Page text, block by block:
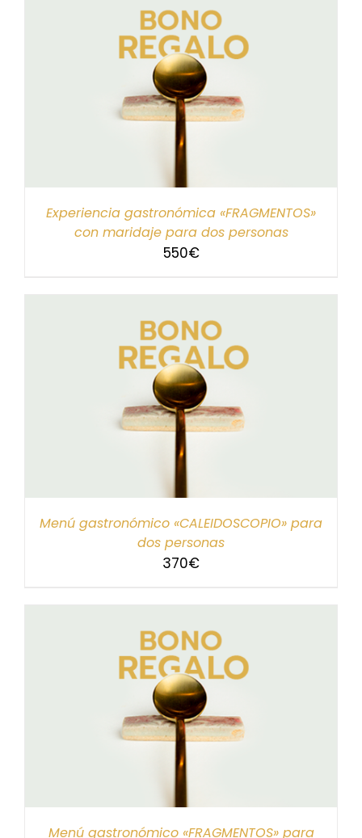
Experiencia gastronómica «FRAGMENTOS»
con maridaje para dos personas
550€
Menú gastronómico «CALEIDOSCOPIO» para
dos personas
370€
Menú gastronómico «FRAGMENTOS» para